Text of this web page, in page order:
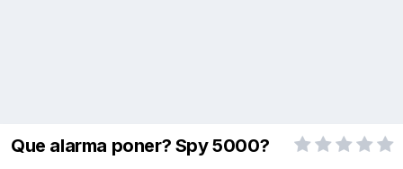
Que alarma poner? Spy 5000?